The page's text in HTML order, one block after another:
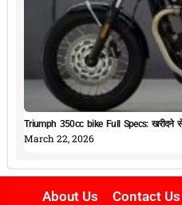
Triumph 350cc bike Full Specs:
March 22, 2026
About Us
Contact